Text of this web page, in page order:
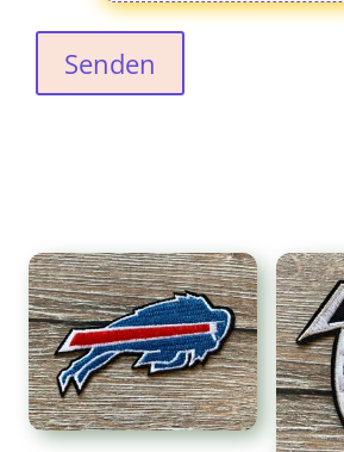
Senden